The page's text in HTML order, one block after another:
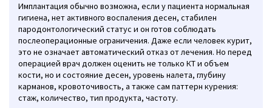
Имплантация обычно возможна, если у пациента нормальная
гигиена, нет активного воспаления десен, стабилен
пародонтологический статус и он готов соблюдать
послеоперационные ограничения. Даже если человек курит,
это не означает автоматический отказ от лечения. Но перед
операцией врач должен оценить не только КТ и объем
кости, но и состояние десен, уровень налета, глубину
карманов, кровоточивость, а также сам паттерн курения:
стаж, количество, тип продукта, частоту.